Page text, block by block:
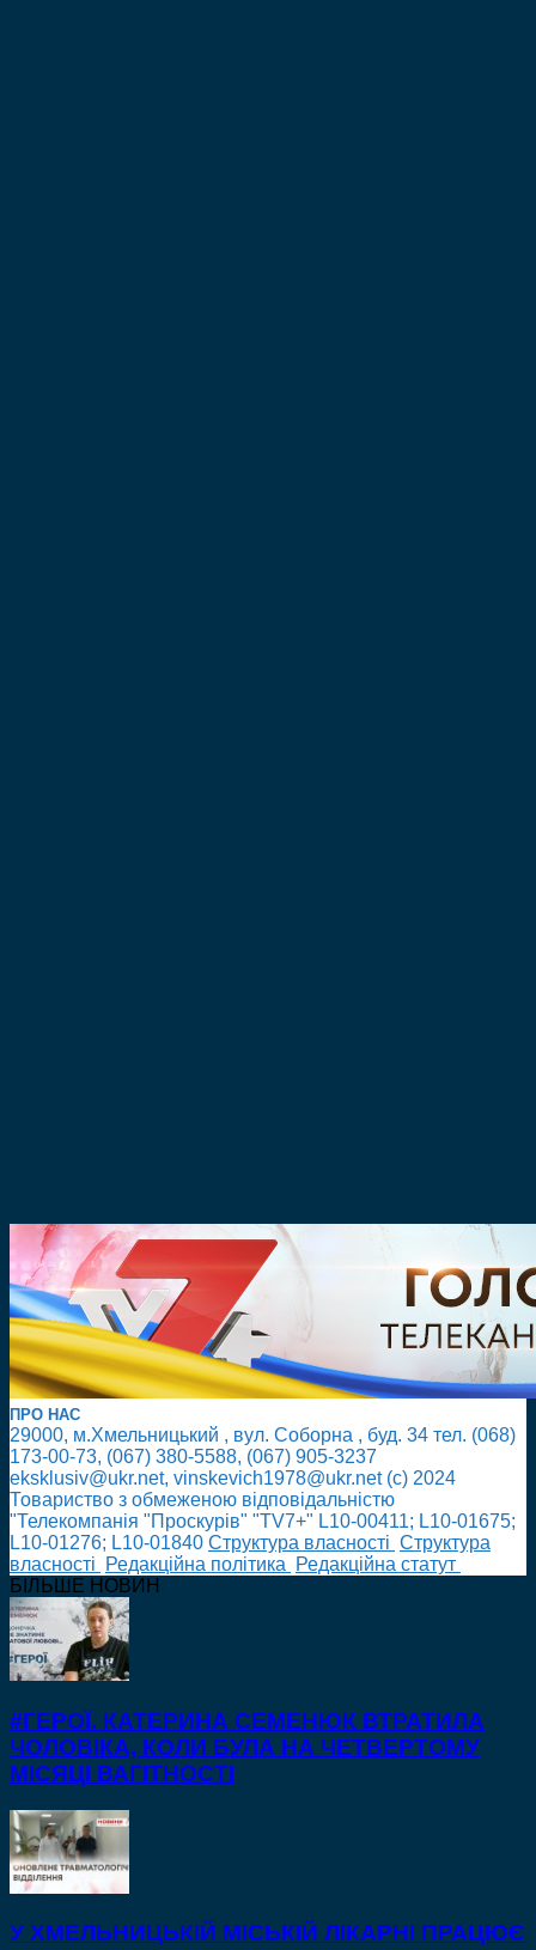
ПРО НАС
29000, м.Хмельницький , вул. Соборна , буд. 34 тел. (068)
173-00-73, (067) 380-5588, (067) 905-3237
eksklusiv@ukr.net, vinskevich1978@ukr.net (с) 2024
Товариство з обмеженою відповідальністю
"Телекомпанія "Проскурів" "TV7+" L10-00411; L10-01675;
L10-01276; L10-01840 Cтруктура власності Cтруктура
власності
Редакційна політика
Редакційна статут
БІЛЬШЕ НОВИН
#ГЕРОЇ. КАТЕРИНА СЕМЕНЮК ВТРАТИЛА
ЧОЛОВІКА, КОЛИ БУЛА НА ЧЕТВЕРТОМУ
МІСЯЦІ ВАГІТНОСТІ
У ХМЕЛЬНИЦЬКІЙ МІСЬКІЙ ЛІКАРНІ ПРАЦЮЄ